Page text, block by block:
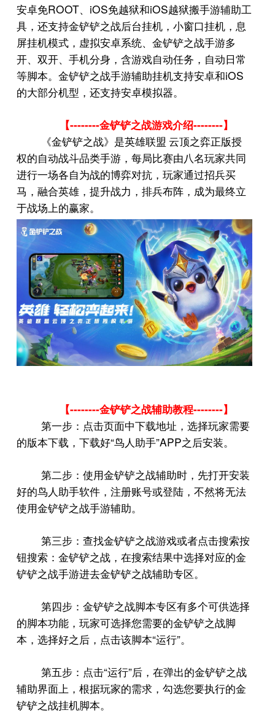
安卓免ROOT、 iOS免越狱和iOS越狱搬手游辅助工
具，还支持金铲铲之战后台挂机，小窗口挂机，息
屏挂机模式，虚拟安卓系统、金铲铲之战手游多
开、双开、手机分身，含游戏自动任务，自动日常
等脚本。金铲铲之战手游辅助挂机支持安卓和iOS
的大部分机型，还支持安卓模拟器。
【--------金铲铲之战游戏介绍--------】
《金铲铲之战》是英雄联盟 云顶之弈正版授
权的自动战斗品类手游，每局比赛由八名玩家共同
进行一场各自为战的博弈对抗，玩家通过招兵买
马，融合英雄，提升战力，排兵布阵，成为最终立
于战场上的赢家。
【--------金铲铲之战辅助教程--------】
第一步：点击页面中下载地址，选择玩家需要
的版本下载，下载好“鸟人助手”APP之后安装。
第二步：使用金铲铲之战辅助时，先打开安装
好的鸟人助手软件，注册账号或登陆，不然将无法
使用金铲铲之战手游辅助。
第三步：查找金铲铲之战游戏或者点击搜索按
钮搜索：金铲铲之战，在搜索结果中选择对应的金
铲铲之战手游进去金铲铲之战辅助专区。
第四步：金铲铲之战脚本专区有多个可供选择
的脚本功能，玩家可选择您需要的金铲铲之战脚
本，选择好之后，点击该脚本“运行”。
第五步：点击“运行”后，在弹出的金铲铲之战
辅助界面上，根据玩家的需求，勾选您要执行的金
铲铲之战挂机脚本。